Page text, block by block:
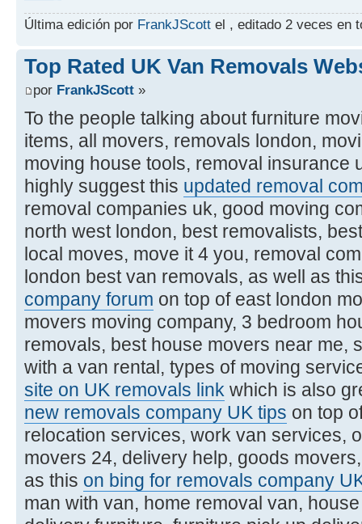
Última edición por FrankJScott el , editado 2 veces en
Top Rated UK Van Removals
por FrankJScott »
To the people talking about furniture
items, all movers, removals london,
moving house tools, removal insurance
highly suggest this updated removal
removal companies uk, good moving
north west london, best removalists,
local moves, move it 4 you, removal
london best van removals, as well as
company forum on top of east london
movers moving company, 3 bedroom
removals, best house movers near me,
with a van rental, types of moving
site on UK removals link which is also
new removals company UK tips on top
relocation services, work van services,
movers 24, delivery help, goods
as this on bing for removals company
man with van, home removal van,